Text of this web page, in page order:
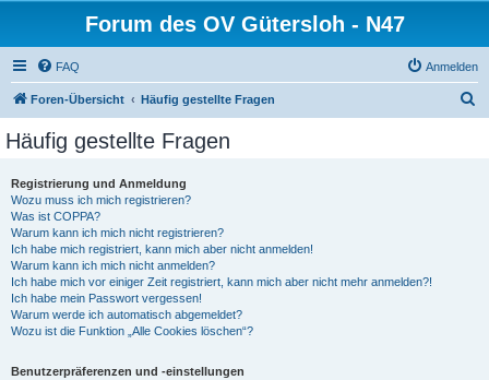
Forum des OV Gütersloh - N47
FAQ Anmelden
Foren-Übersicht Häufig gestellte Fragen
Häufig gestellte Fragen
Registrierung und Anmeldung
Wozu muss ich mich registrieren?
Was ist COPPA?
Warum kann ich mich nicht registrieren?
Ich habe mich registriert, kann mich aber nicht anmelden!
Warum kann ich mich nicht anmelden?
Ich habe mich vor einiger Zeit registriert, kann mich aber nicht mehr anmelden?!
Ich habe mein Passwort vergessen!
Warum werde ich automatisch abgemeldet?
Wozu ist die Funktion „Alle Cookies löschen“?
Benutzerpräferenzen und -einstellungen